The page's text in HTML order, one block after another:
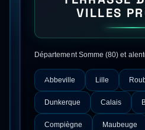
VILLES
DépartementSomme (80) et
Abbeville Lille
Dunkerque Calais
Compiègne Maubeuge